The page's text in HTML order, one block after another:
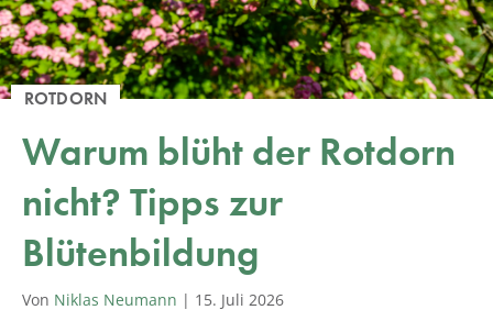
ROTDORN
Warum blüht der Rotdorn
nicht? Tipps zur
Blütenbildung
Von Niklas Neumann | 15. Juli 2026